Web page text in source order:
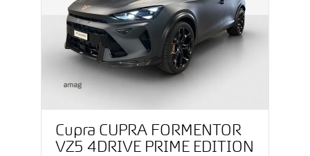
Cupra CUPRA FORMENTOR
VZ5 4DRIVE PRIME EDITION